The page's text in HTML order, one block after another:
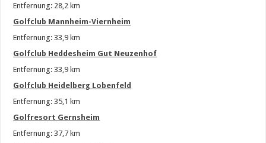
Entfernung: 28,2 km
Golfclub Mannheim-Viernheim
Entfernung: 33,9 km
Golfclub Heddesheim Gut Neuzenhof
Entfernung: 33,9 km
Golfclub Heidelberg Lobenfeld
Entfernung: 35,1 km
Golfresort Gernsheim
Entfernung: 37,7 km